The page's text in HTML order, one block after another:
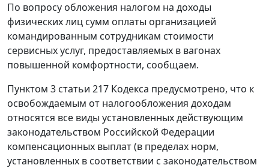
По вопросу обложения налогом на доходы
физических лиц сумм оплаты организацией
командированным сотрудникам стоимости
сервисных услуг, предоставляемых в вагонах
повышенной комфортности, сообщаем.
Пунктом 3 статьи 217 Кодекса предусмотрено, что к
освобождаемым от налогообложения доходам
относятся все виды установленных действующим
законодательством Российской Федерации
компенсационных выплат (в пределах норм,
установленных в соответствии с законодательством